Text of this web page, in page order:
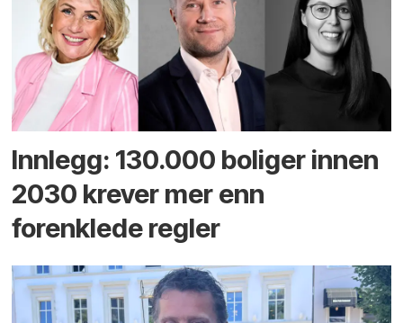
Innlegg: 130.000 boliger innen
2030 krever mer enn
forenklede regler